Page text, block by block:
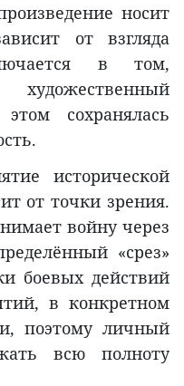
носит
от взгляда
в том,
сохранялась
исторической
от точки зрения.
войну через
«срез»
боевых действий
в конкретном
поэтому личный
всю полноту